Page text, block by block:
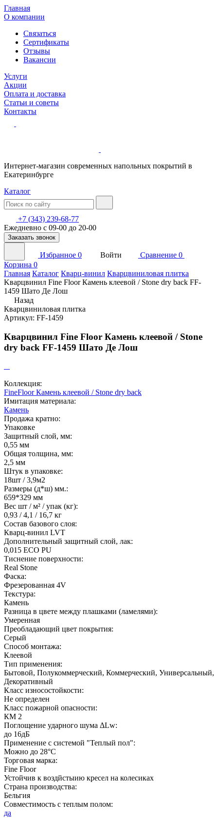
Главная
О компании
Связаться
Сертификаты
Отзывы
Вакансии
Услуги
Акции
Оплата и доставка
Статьи и советы
Контакты
Интернет-магазин современных напольных покрытий в
Екатеринбурге
Каталог
+7 (343) 239-68-77
Ежедневно с 09-00 до 20-00
Заказать звонок
Избранное 0 Войти Сравнение 0
Корзина 0
Главная Каталог Кварц-винил Кварцвиниловая плитка
Kварцвинил Fine Floor Камень клеевой / Stone dry back FF-
1459 Шато Де Лош
Назад
Кварцвиниловая плитка
Артикул: FF-1459
Kварцвинил Fine Floor Камень клеевой / Stone
dry back FF-1459 Шато Де Лош
Коллекция:
FineFloor Камень клеевой / Stone dry back
Имитация материала:
Камень
Продажа кратно:
Упаковке
Защитный слой, мм:
0,55 мм
Общая толщина, мм:
2,5 мм
Штук в упаковке:
18шт / 3,9м2
Размеры (д*ш) мм.:
659*329 мм
Вес шт / м² / упак (кг):
0,93 / 4,1 / 16,7 кг
Состав базового слоя:
Кварц-винил LVT
Дополнительный защитный слой, лак:
0,015 ECO PU
Тиснение поверхности:
Real Stone
Фаска:
Фрезерованная 4V
Текстура:
Камень
Разница в цвете между плашками (ламелями):
Умеренная
Преобладающий цвет покрытия:
Серый
Способ монтажа:
Клеевой
Тип применения:
Бытовой, Полукоммерческий, Коммерческий, Универсальный,
Декоративный
Класс износостойкости:
Не определен
Класс пожарной опасности:
КМ 2
Поглощение ударного шума ΔLw:
до 16дБ
Применение с системой "Теплый пол":
Можно до 28°С
Торговая марка:
Fine Floor
Устойчив к воздйстыию кресел на колесиках
Страна производства:
Бельгия
Совместимость с теплым полом:
да